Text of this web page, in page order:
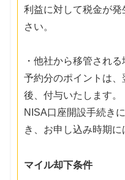
利益に対して税金が
さい。
・他社から移管され
予約分のポイントは
後、付与いたします。
NISA口座開設手続き
き、お申し込み時期に
マイル却下条件